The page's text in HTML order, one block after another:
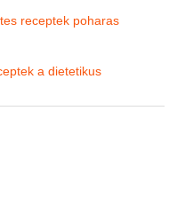
receptek poharas
a dietetikus